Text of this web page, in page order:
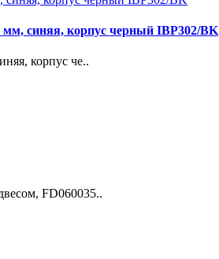
синяя, корпус черный IBP302/BK
корпус че..
FD060035..